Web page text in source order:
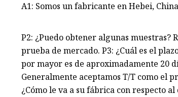
A1: Somos un fabricante en Hebei,
P2: ¿Puedo obtener algunas
prueba de mercado. P3: ¿Cuál es el
por mayor es de aproximadamente 20
Generalmente aceptamos T/T como el
¿Cómo le va a su fábrica con respecto